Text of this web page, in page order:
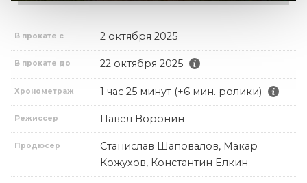
В прокате с 2 октября 2025
В прокате до 22 октября 2025
Хронометраж 1 час 25 минут (+6 мин. ролики)
Режиссер Павел Воронин
Продюсер
Станислав Шаповалов, Макар
Кожухов, Константин Елкин